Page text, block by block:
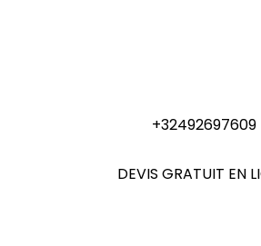
+32492697609
DEVIS GRATUIT EN